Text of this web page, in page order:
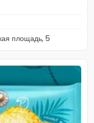
площадь, 5